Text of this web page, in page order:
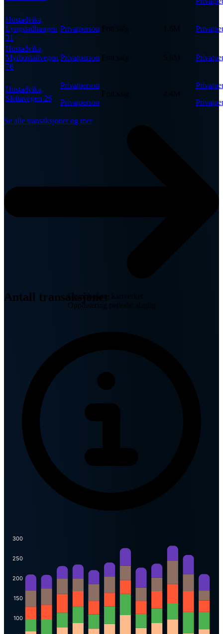
Hustadvika,
Lyngstadhaugen
31
Privatperson Fritt salg
Hustadvika,
Myrbostadvegen
76
Privatperson Fritt salg
Hustadvika,
Slettavegen 26
Privatperson
Privatperson
Fritt salg
Se alle transaksjoner og mer
Antall transaksjoner
Grunnboken, kartverket
Oppdatering periode: daglig
300
250
200
150
100